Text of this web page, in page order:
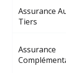
Assurance
Tiers
Assurance